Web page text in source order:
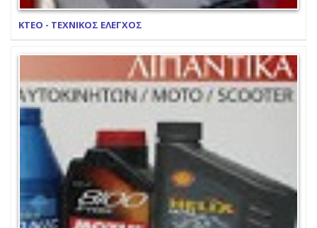
ΚΤΕΟ - ΤΕΧΝΙΚΟΣ ΕΛΕΓΧΟΣ